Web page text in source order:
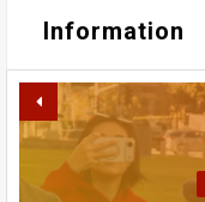
Information